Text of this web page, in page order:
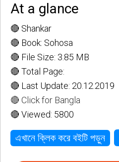
At a glance
🔴 Shankar
🔴 Book: Sohosa
🔴 File Size: 3.85 MB
🔴 Total Page:
🔴 Last Update: 20.12.2019
🔴 Click for Bangla
🔴 Viewed: 5800
এখানে ক্লিক করে বইটি পড়ুন